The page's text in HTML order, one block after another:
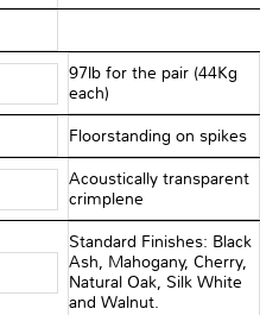
97lb for the pair (44Kg
each)
Floorstanding on spikes
Acoustically transparent
crimplene
Standard Finishes: Black
Ash, Mahogany, Cherry,
Natural Oak, Silk White
and Walnut.